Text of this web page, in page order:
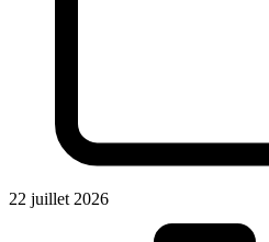
22 juillet 2026